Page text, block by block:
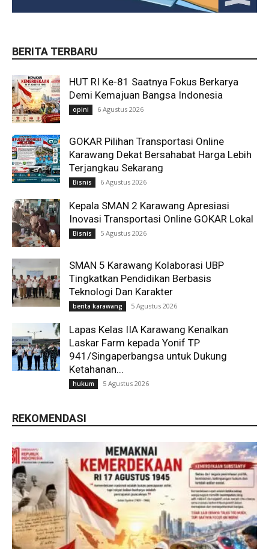
BERITA TERBARU
HUT RI Ke-81 Saatnya Fokus Berkarya
Demi Kemajuan Bangsa Indonesia
opini 6 Agustus 2026
GOKAR Pilihan Transportasi Online
Karawang Dekat Bersahabat Harga Lebih
Terjangkau Sekarang
Bisnis 6 Agustus 2026
Kepala SMAN 2 Karawang Apresiasi
Inovasi Transportasi Online GOKAR Lokal
Bisnis 5 Agustus 2026
SMAN 5 Karawang Kolaborasi UBP
Tingkatkan Pendidikan Berbasis
Teknologi Dan Karakter
berita karawang 5 Agustus 2026
Lapas Kelas IIA Karawang Kenalkan
Laskar Farm kepada Yonif TP
941/Singaperbangsa untuk Dukung
Ketahanan...
hukum 5 Agustus 2026
REKOMENDASI